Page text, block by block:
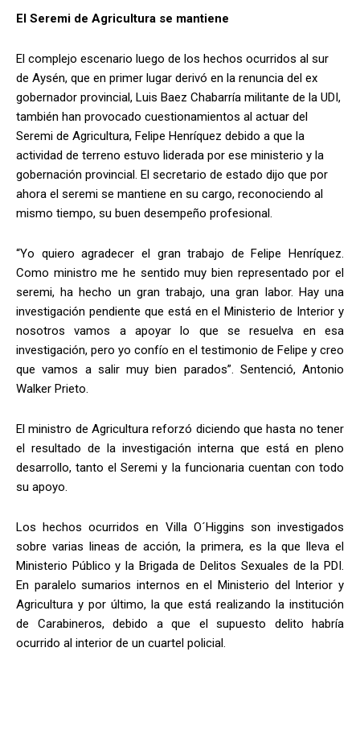
El Seremi de Agricultura se mantiene
El complejo escenario luego de los hechos ocurridos al sur
de Aysén, que en primer lugar derivó en la renuncia del ex
gobernador provincial, Luis Baez Chabarría militante de la UDI,
también han provocado cuestionamientos al actuar del
Seremi de Agricultura, Felipe Henríquez debido a que la
actividad de terreno estuvo liderada por ese ministerio y la
gobernación provincial. El secretario de estado dijo que por
ahora el seremi se mantiene en su cargo, reconociendo al
mismo tiempo, su buen desempeño profesional.
“Yo quiero agradecer el gran trabajo de Felipe Henríquez.
Como ministro me he sentido muy bien representado por el
seremi, ha hecho un gran trabajo, una gran labor. Hay una
investigación pendiente que está en el Ministerio de Interior y
nosotros vamos a apoyar lo que se resuelva en esa
investigación, pero yo confío en el testimonio de Felipe y creo
que vamos a salir muy bien parados”. Sentenció, Antonio
Walker Prieto.
El ministro de Agricultura reforzó diciendo que hasta no tener
el resultado de la investigación interna que está en pleno
desarrollo, tanto el Seremi y la funcionaria cuentan con todo
su apoyo.
Los hechos ocurridos en Villa O´Higgins son investigados
sobre varias lineas de acción, la primera, es la que lleva el
Ministerio Público y la Brigada de Delitos Sexuales de la PDI.
En paralelo sumarios internos en el Ministerio del Interior y
Agricultura y por último, la que está realizando la institución
de Carabineros, debido a que el supuesto delito habría
ocurrido al interior de un cuartel policial.